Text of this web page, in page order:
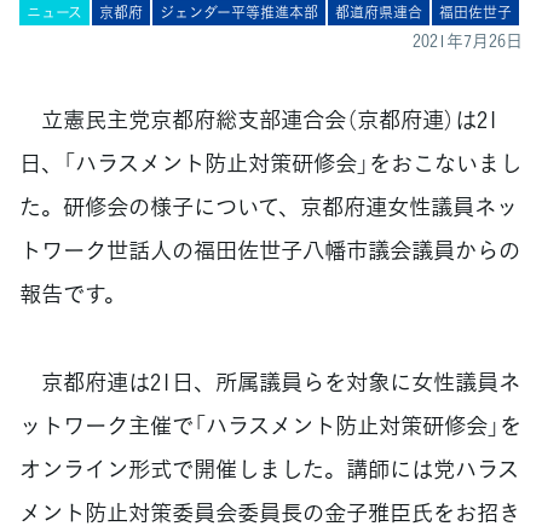
ニュース 京都府 ジェンダー平等推進本部 都道府県連合 福田佐世子
2021年7月26日
立憲民主党京都府総支部連合会（京都府連）は21
日、「ハラスメント防止対策研修会」をおこないまし
た。研修会の様子について、京都府連女性議員ネッ
トワーク世話人の福田佐世子八幡市議会議員からの
報告です。
京都府連は21日、所属議員らを対象に女性議員ネ
ットワーク主催で「ハラスメント防止対策研修会」を
オンライン形式で開催しました。講師には党ハラス
メント防止対策委員会委員長の金子雅臣氏をお招き